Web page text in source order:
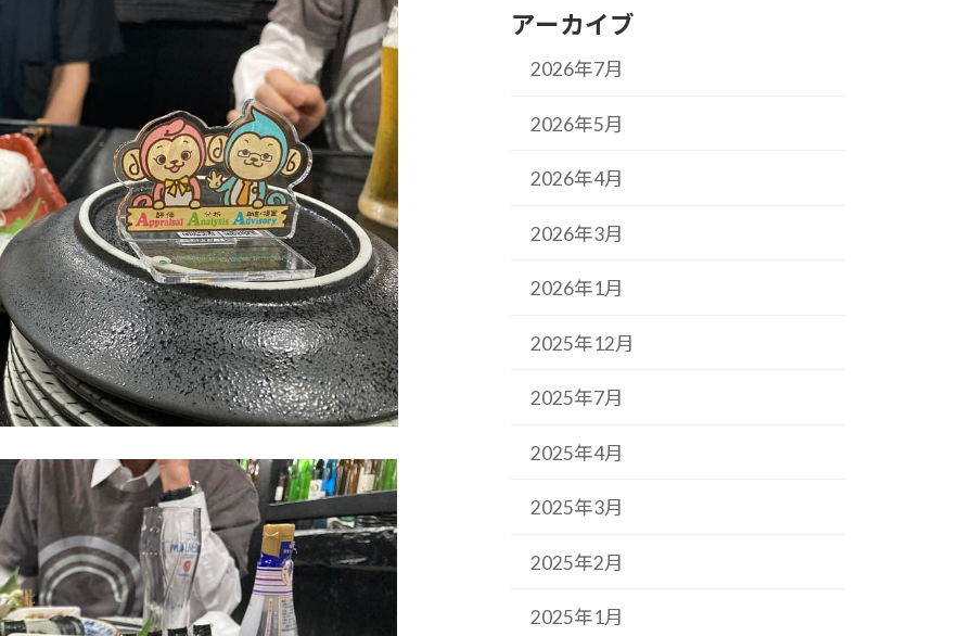
アーカイブ
2026年7月
2026年5月
2026年4月
2026年3月
2026年1月
2025年12月
2025年7月
2025年4月
2025年3月
2025年2月
2025年1月